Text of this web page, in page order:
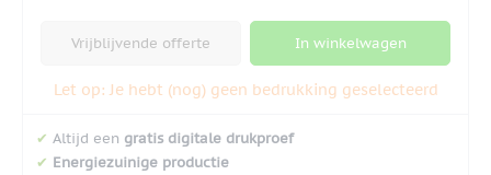
Vrijblijvende offerte In winkelwagen
Let op: Je hebt (nog) geen bedrukking geselecteerd
✔ Altijd een gratis digitale drukproef
✔ Energiezuinige productie